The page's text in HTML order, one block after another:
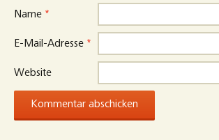
Name *
E-Mail-Adresse *
Website